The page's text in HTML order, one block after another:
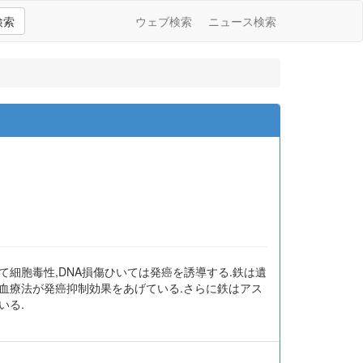
索 ウェブ検索 ニュース検索
細胞毒性,DNA損傷ひいては発癌を誘導する.鉄は遺
法が発癌抑制効果をあげている.さらに鉄はアス
る.